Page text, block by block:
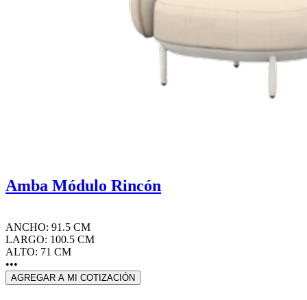
Amba Módulo Rincón
ANCHO: 91.5 CM
LARGO: 100.5 CM
ALTO: 71 CM
•••
AGREGAR A MI COTIZACIÓN